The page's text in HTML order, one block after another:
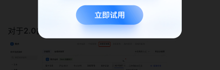
对于2.0自带的实验tab，可以设置tab的隐藏